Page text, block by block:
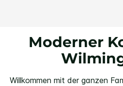
Moderner
Willkommen mit der ganzen